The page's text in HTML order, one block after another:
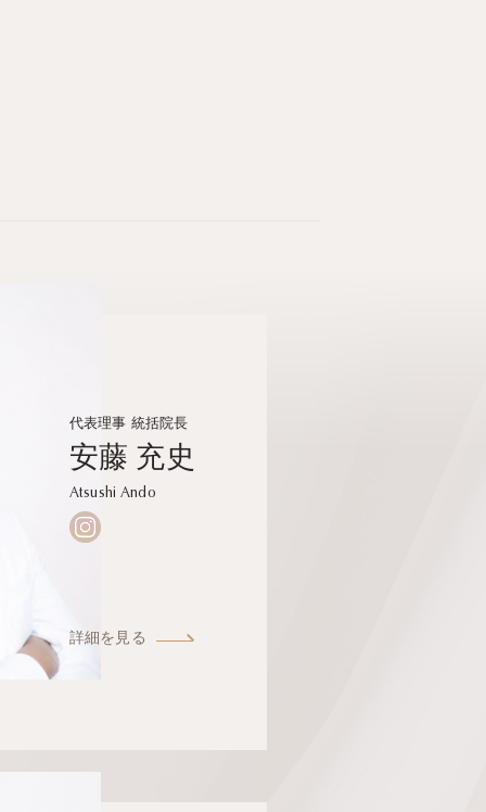
代表理事 統括院長
安藤 充史
Atsushi Ando
詳細を見る